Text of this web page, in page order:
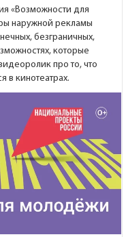
«Возможности для
наружной рекламы
безграничных,
которые
про то, что
в кинотеатрах.